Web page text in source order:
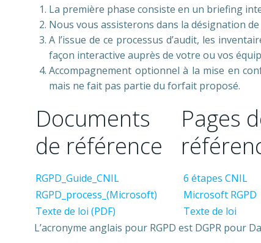
La première phase consiste en un briefing
Nous vous assisterons dans la désignation
A l’issue de ce processus d’audit, les
façon interactive auprès de votre ou vos
Accompagnement optionnel à la mise en
mais ne fait pas partie du forfait proposé.
Documents
de référence
Pages
RGPD_Guide_CNIL
6 étapes CNIL
RGPD_process_(Microsoft)
Microsoft RGPD
Texte de loi (PDF)
Texte de loi
L’acronyme anglais pour RGPD est DGPR pour